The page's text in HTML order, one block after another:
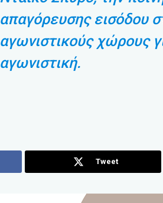
απαγόρευσης εισόδου
αγωνιστικούς χώρους
αγωνιστική.
Tweet